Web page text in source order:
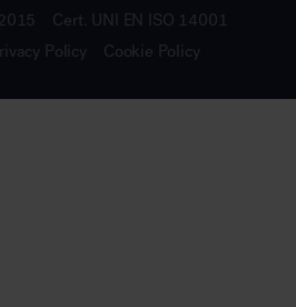
Cert. UNI EN ISO 14001
Policy Cookie Policy